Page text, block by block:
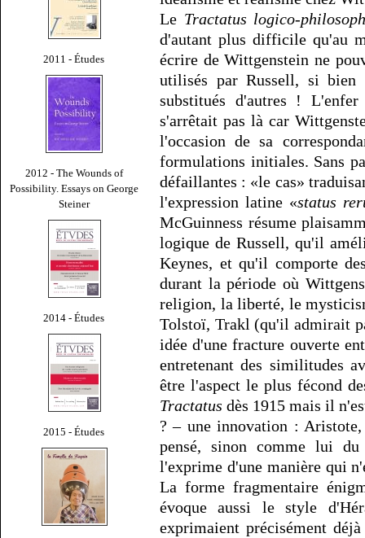
2011 - Études
2012 - The Wounds of
Possibility. Essays on George
Steiner
2014 - Études
2015 - Études
Le Tractatus logico-
d'autant plus difficile qu'au
écrire de Wittgenstein ne
utilisés par Russell, si bien
substitués d'autres !
s'arrêtait pas là car
l'occasion de sa
formulations initiales. Sans
défaillantes : «le cas»
l'expression latine «status
McGuinness résume
logique de Russell, qu'il
Keynes, et qu'il comporte
durant la période où
religion, la liberté, le
Tolstoï, Trakl (qu'il admirait
idée d'une fracture ouverte
entretenant des similitudes
être l'aspect le plus fécond
Tractatus dès 1915 mais il
? – une innovation :
pensé, sinon comme lui
l'exprime d'une manière qui
La forme fragmentaire
évoque aussi le style
exprimaient précisément